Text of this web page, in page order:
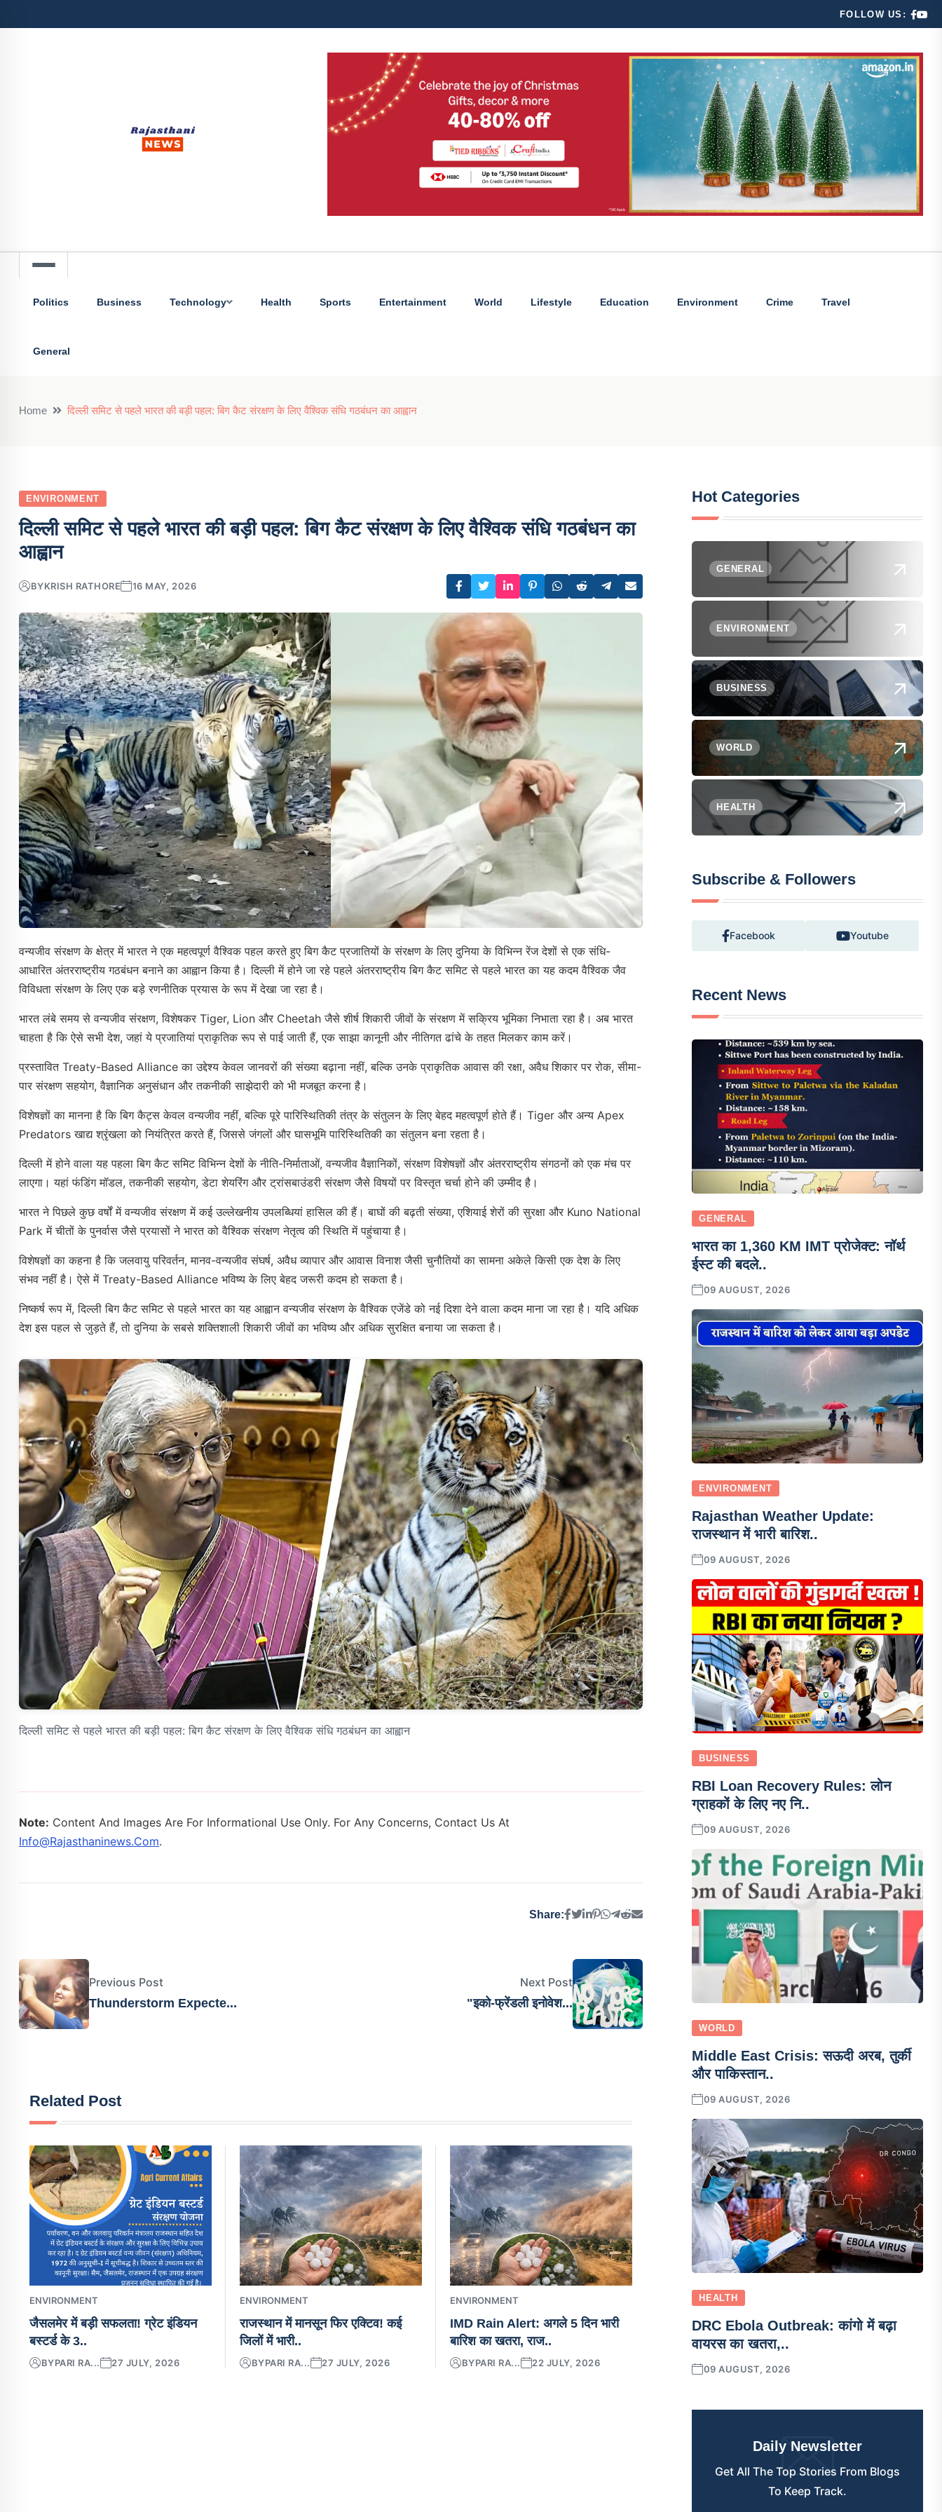
FOLLOW US:
Politics Business Technology Health Sports Entertainment World Lifestyle Education Environment Crime Travel
General
Home दिल्ली समिट से पहले भारत की बड़ी पहल: बिग कैट संरक्षण के लिए वैश्विक संधि गठबंधन का आह्वान
ENVIRONMENT
दिल्ली समिट से पहले भारत की बड़ी पहल: बिग कैट संरक्षण के लिए वैश्विक संधि गठबंधन का
आह्वान
BYKRISH RATHORE 16 MAY, 2026
वन्यजीव संरक्षण के क्षेत्र में भारत ने एक महत्वपूर्ण वैश्विक पहल करते हुए बिग कैट प्रजातियों के संरक्षण के लिए दुनिया के विभिन्न रेंज देशों से एक संधि-
आधारित अंतरराष्ट्रीय गठबंधन बनाने का आह्वान किया है। दिल्ली में होने जा रहे पहले अंतरराष्ट्रीय बिग कैट समिट से पहले भारत का यह कदम वैश्विक जैव
विविधता संरक्षण के लिए एक बड़े रणनीतिक प्रयास के रूप में देखा जा रहा है।
भारत लंबे समय से वन्यजीव संरक्षण, विशेषकर Tiger, Lion और Cheetah जैसे शीर्ष शिकारी जीवों के संरक्षण में सक्रिय भूमिका निभाता रहा है। अब भारत
चाहता है कि ऐसे सभी देश, जहां ये प्रजातियां प्राकृतिक रूप से पाई जाती हैं, एक साझा कानूनी और नीतिगत ढांचे के तहत मिलकर काम करें।
प्रस्तावित Treaty-Based Alliance का उद्देश्य केवल जानवरों की संख्या बढ़ाना नहीं, बल्कि उनके प्राकृतिक आवास की रक्षा, अवैध शिकार पर रोक, सीमा-
पार संरक्षण सहयोग, वैज्ञानिक अनुसंधान और तकनीकी साझेदारी को भी मजबूत करना है।
विशेषज्ञों का मानना है कि बिग कैट्स केवल वन्यजीव नहीं, बल्कि पूरे पारिस्थितिकी तंत्र के संतुलन के लिए बेहद महत्वपूर्ण होते हैं। Tiger और अन्य Apex
Predators खाद्य श्रृंखला को नियंत्रित करते हैं, जिससे जंगलों और घासभूमि पारिस्थितिकी का संतुलन बना रहता है।
दिल्ली में होने वाला यह पहला बिग कैट समिट विभिन्न देशों के नीति-निर्माताओं, वन्यजीव वैज्ञानिकों, संरक्षण विशेषज्ञों और अंतरराष्ट्रीय संगठनों को एक मंच पर
लाएगा। यहां फंडिंग मॉडल, तकनीकी सहयोग, डेटा शेयरिंग और ट्रांसबाउंडरी संरक्षण जैसे विषयों पर विस्तृत चर्चा होने की उम्मीद है।
भारत ने पिछले कुछ वर्षों में वन्यजीव संरक्षण में कई उल्लेखनीय उपलब्धियां हासिल की हैं। बाघों की बढ़ती संख्या, एशियाई शेरों की सुरक्षा और Kuno National
Park में चीतों के पुनर्वास जैसे प्रयासों ने भारत को वैश्विक संरक्षण नेतृत्व की स्थिति में पहुंचाया है।
विशेषज्ञों का कहना है कि जलवायु परिवर्तन, मानव-वन्यजीव संघर्ष, अवैध व्यापार और आवास विनाश जैसी चुनौतियों का सामना अकेले किसी एक देश के लिए
संभव नहीं है। ऐसे में Treaty-Based Alliance भविष्य के लिए बेहद जरूरी कदम हो सकता है।
निष्कर्ष रूप में, दिल्ली बिग कैट समिट से पहले भारत का यह आह्वान वन्यजीव संरक्षण के वैश्विक एजेंडे को नई दिशा देने वाला कदम माना जा रहा है। यदि अधिक
देश इस पहल से जुड़ते हैं, तो दुनिया के सबसे शक्तिशाली शिकारी जीवों का भविष्य और अधिक सुरक्षित बनाया जा सकता है।
दिल्ली समिट से पहले भारत की बड़ी पहल: बिग कैट संरक्षण के लिए वैश्विक संधि गठबंधन का आह्वान
Note: Content And Images Are For Informational Use Only. For Any Concerns, Contact Us At
Info@rajasthaninews.com.
Share:
Previous Post
Thunderstorm Expecte...
Next Post
"इको-फ्रेंडली इनोवेश...
Related Post
ENVIRONMENT
जैसलमेर में बड़ी सफलता! ग्रेट इंडियन
बस्टर्ड के 3..
BYPARI RA... 27 JULY, 2026
ENVIRONMENT
राजस्थान में मानसून फिर एक्टिव! कई
जिलों में भारी..
BYPARI RA... 27 JULY, 2026
ENVIRONMENT
IMD Rain Alert: अगले 5 दिन भारी
बारिश का खतरा, राज..
BYPARI RA... 22 JULY, 2026
Hot Categories
GENERAL
ENVIRONMENT
BUSINESS
WORLD
HEALTH
Subscribe & Followers
Facebook Youtube
Recent News
GENERAL
भारत का 1,360 KM IMT प्रोजेक्ट: नॉर्थ
ईस्ट की बदले..
09 AUGUST, 2026
ENVIRONMENT
Rajasthan Weather Update:
राजस्थान में भारी बारिश..
09 AUGUST, 2026
BUSINESS
RBI Loan Recovery Rules: लोन
ग्राहकों के लिए नए नि..
09 AUGUST, 2026
WORLD
Middle East Crisis: सऊदी अरब, तुर्की
और पाकिस्तान..
09 AUGUST, 2026
HEALTH
DRC Ebola Outbreak: कांगो में बढ़ा
वायरस का खतरा,..
09 AUGUST, 2026
Daily Newsletter
Get All The Top Stories From Blogs
To Keep Track.